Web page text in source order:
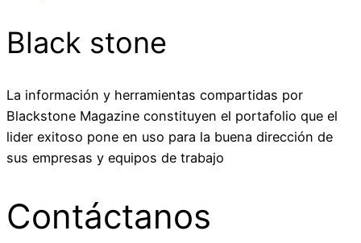
Black stone
La información y herramientas compartidas por
Blackstone Magazine constituyen el portafolio que el
lider exitoso pone en uso para la buena dirección de
sus empresas y equipos de trabajo
Contáctanos